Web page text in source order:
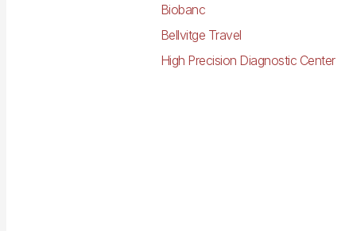
Biobanc
Bellvitge Travel
High Precision Diagnostic Center